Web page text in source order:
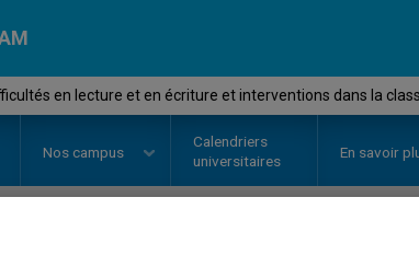
en lecture et en écriture et interventions dans la
Nos campus
Calendriers
universitaires
En savoir